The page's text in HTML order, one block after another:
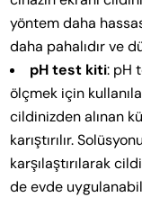
yöntem daha
daha pahalıdır ve
pH test kiti: pH
ölçmek için
cildinizden alınan
karıştırılır.
karşılaştırılarak
de evde